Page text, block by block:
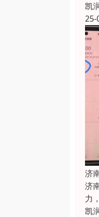
凯
25-
济
济
力
凯